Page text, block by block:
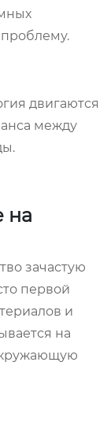
двигаются
между
на
зачастую
первой
и
на